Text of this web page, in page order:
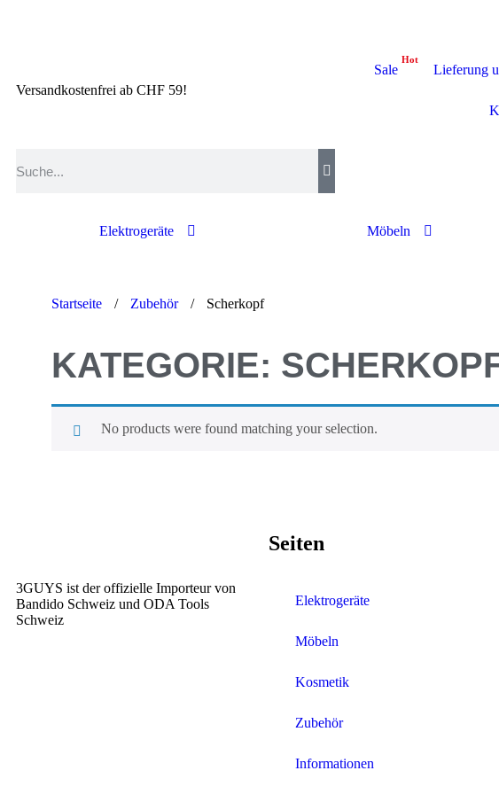
Versandkostenfrei ab CHF 59!
Sale Lieferung
Elektrogeräte Möbeln
Startseite / Zubehör / Scherkopf
KATEGORIE:
No products were found matching your selection.
3GUYS ist der offizielle Importeur von
Bandido Schweiz und ODA Tools
Schweiz
Seiten
Elektrogeräte
Möbeln
Kosmetik
Zubehör
Informationen